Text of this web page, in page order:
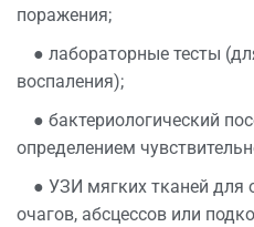
поражения;
● лабораторные тесты
воспаления);
● бактериологический
определением
● УЗИ мягких тканей для
очагов, абсцессов или